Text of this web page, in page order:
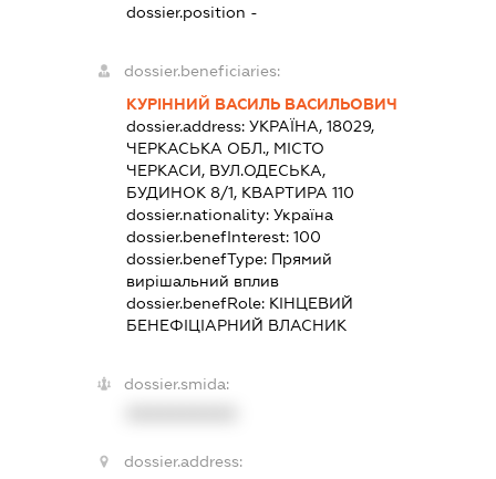
dossier.position -
dossier.beneficiaries:
КУРІННИЙ ВАСИЛЬ ВАСИЛЬОВИЧ
dossier.address:УКРАЇНА, 18029,
ЧЕРКАСЬКА ОБЛ., МІСТО
ЧЕРКАСИ, ВУЛ.ОДЕСЬКА,
БУДИНОК 8/1, КВАРТИРА 110
dossier.nationality:Україна
dossier.benefInterest:100
dossier.benefType: Прямий
вирішальний вплив
dossier.benefRole: КІНЦЕВИЙ
БЕНЕФІЦІАРНИЙ ВЛАСНИК
dossier.smida:
dossier.address: